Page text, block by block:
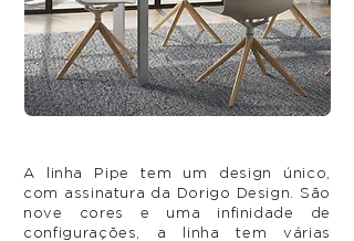
A linha Pipe tem um design único,
com assinatura da Dorigo Design. São
nove cores e uma infinidade de
configurações, a linha tem várias